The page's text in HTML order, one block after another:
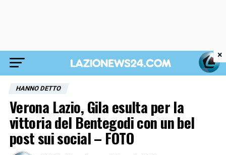
HANNO DETTO
Verona Lazio, Gila esulta per la
vittoria del Bentegodi con un bel
post sui social – FOTO
×